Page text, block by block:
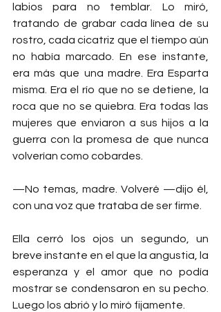
labios para no temblar. Lo miró,
tratando de grabar cada línea de su
rostro, cada cicatriz que el tiempo aún
no había marcado. En ese instante,
era más que una madre. Era Esparta
misma. Era el río que no se detiene, la
roca que no se quiebra. Era todas las
mujeres que enviaron a sus hijos a la
guerra con la promesa de que nunca
volverían como cobardes.
—No temas, madre. Volveré —dijo él,
con una voz que trataba de ser firme.
Ella cerró los ojos un segundo, un
breve instante en el que la angustia, la
esperanza y el amor que no podía
mostrar se condensaron en su pecho.
Luego los abrió y lo miró fijamente.